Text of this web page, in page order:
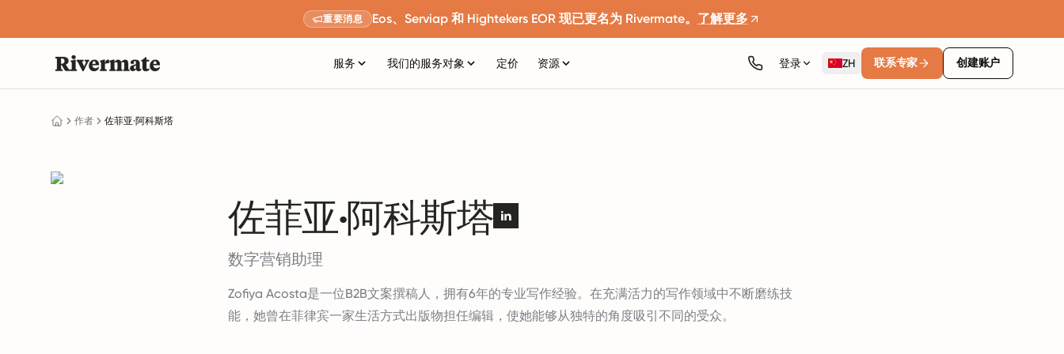
重要消息 Eos、Serviap 和 Hightekers EOR 现已更名为 Rivermate。 了解更多
服务 我们的服务对象 定价 资源 登录 ZH 联系专家 创建账户
作者 佐菲亚·阿科斯塔
佐菲亚·阿科斯塔
数字营销助理
Zofiya Acosta是一位B2B文案撰稿人，拥有6年的专业写作经验。在充满活力的写作领域中不断磨练技
能，她曾在菲律宾一家生活方式出版物担任编辑，使她能够从独特的角度吸引不同的受众。